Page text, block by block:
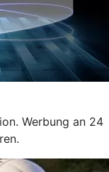
Werbung an 24